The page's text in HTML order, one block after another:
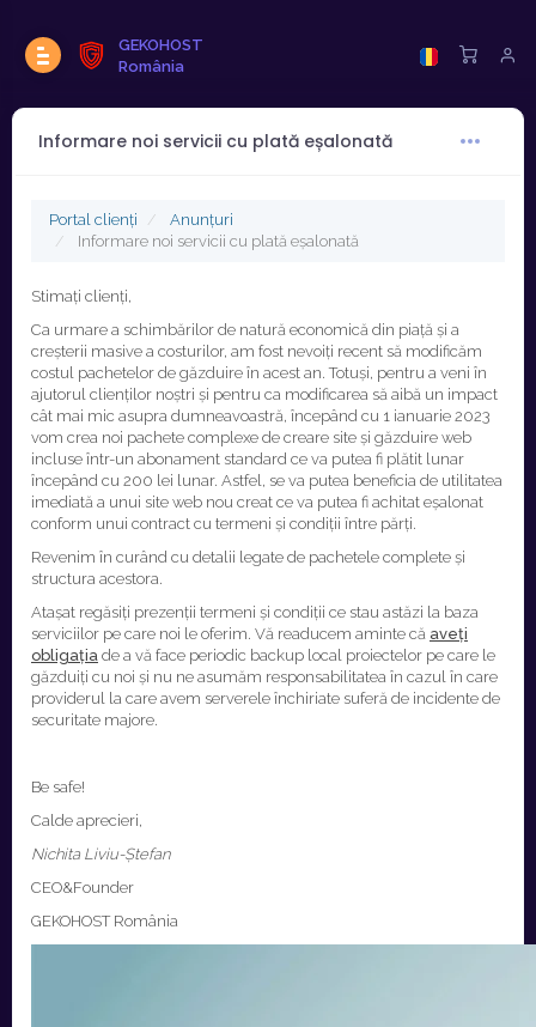
GEKOHOST
România
Informare noi servicii cu plată eșalonată
Portal clienți
Anunțuri
Informare noi servicii cu plată eșalonată
Stimați clienți,
Ca urmare a schimbărilor de natură economică din piață și a
creșterii masive a costurilor, am fost nevoiți recent să modificăm
costul pachetelor de găzduire în acest an. Totuși, pentru a veni în
ajutorul clienților noștri și pentru ca modificarea să aibă un impact
cât mai mic asupra dumneavoastră, începând cu 1 ianuarie 2023
vom crea noi pachete complexe de creare site și găzduire web
incluse într-un abonament standard ce va putea fi plătit lunar
începând cu 200 lei lunar. Astfel, se va putea beneficia de utilitatea
imediată a unui site web nou creat ce va putea fi achitat eșalonat
conform unui contract cu termeni și condiții între părți.
Revenim în curând cu detalii legate de pachetele complete și
structura acestora.
Atașat regăsiți prezenții termeni și condiții ce stau astăzi la baza
serviciilor pe care noi le oferim. Vă readucem aminte că aveți
obligația de a vă face periodic backup local proiectelor pe care le
găzduiți cu noi și nu ne asumăm responsabilitatea în cazul în care
providerul la care avem serverele închiriate suferă de incidente de
securitate majore.
Be safe!
Calde aprecieri,
Nichita Liviu-Ștefan
CEO&Founder
GEKOHOST România